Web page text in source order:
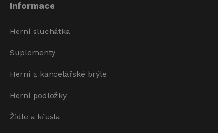
Informace
Herní sluchátka
Suplementy
Herní a kancelářské brýle
Herní podložky
Židle a křesla